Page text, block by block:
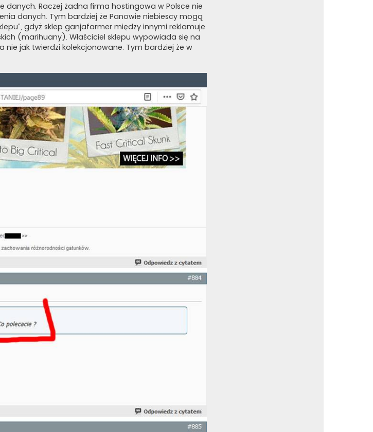
danych. Raczej żadna firma hostingowa w Polsce nie
danych. Tym bardziej że Panowie niebiescy mogą
gdyż sklep ganjafarmer między innymi reklamuje
(marihuany). Właściciel sklepu wypowiada się na
jak twierdzi kolekcjonowane. Tym bardziej że w